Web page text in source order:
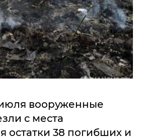
вооруженные
с места
остатки 38 погибших и